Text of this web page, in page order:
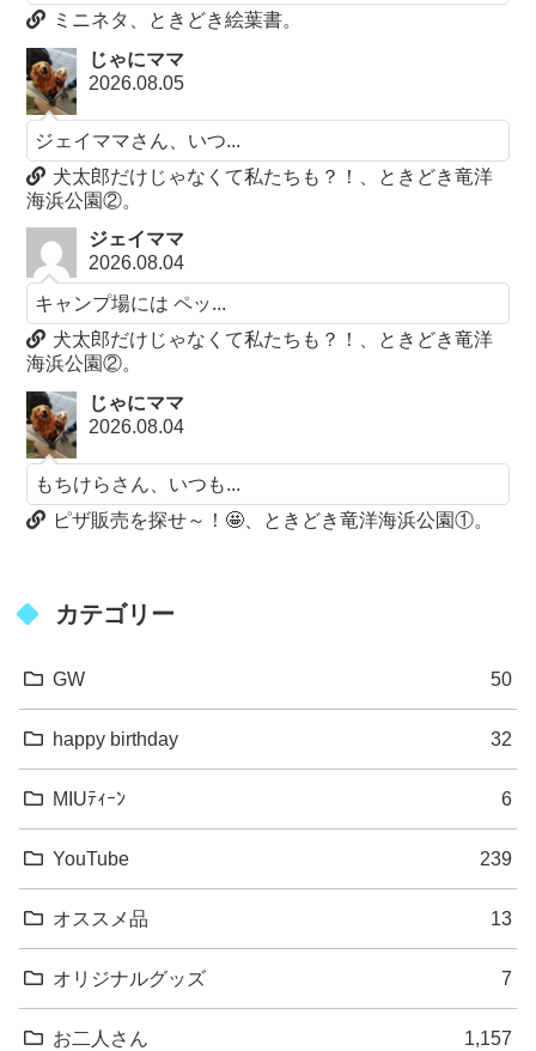
ミニネタ、ときどき絵葉書。
じゃにママ
2026.08.05
ジェイママさん、いつ...
犬太郎だけじゃなくて私たちも？！、ときどき竜洋
海浜公園②。
ジェイママ
2026.08.04
キャンプ場には ペッ...
犬太郎だけじゃなくて私たちも？！、ときどき竜洋
海浜公園②。
じゃにママ
2026.08.04
もちけらさん、いつも...
ピザ販売を探せ～！🤩、ときどき竜洋海浜公園①。
カテゴリー
GW 50
happy birthday 32
MIUﾃｨｰﾝ 6
YouTube 239
オススメ品 13
オリジナルグッズ 7
お二人さん 1,157